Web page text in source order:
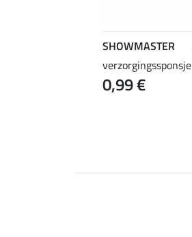
SHOWMASTER
verzorgingssponsje
0,99 €